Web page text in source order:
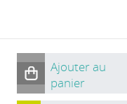
Ajouter au
panier